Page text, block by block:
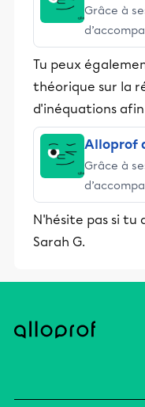
Grâce à
et leurs
éducative.
Tu peux
théorique sur la
d'inéquations
Alloprof
Grâce à
et leurs
N'hésite pas si tu
Sarah G.